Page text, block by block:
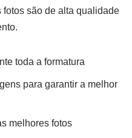
são de alta qualidade
toda a formatura
para garantir a melhor
melhores fotos